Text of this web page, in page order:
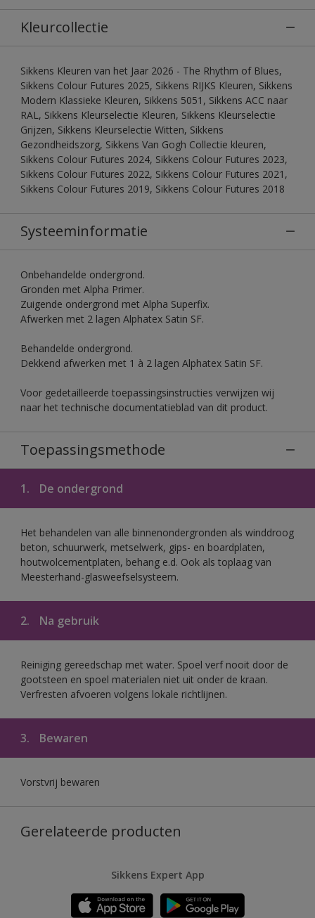
Kleurcollectie
Sikkens Kleuren van het Jaar 2026 - The Rhythm of Blues,
Sikkens Colour Futures 2025, Sikkens RIJKS Kleuren, Sikkens
Modern Klassieke Kleuren, Sikkens 5051, Sikkens ACC naar
RAL, Sikkens Kleurselectie Kleuren, Sikkens Kleurselectie
Grijzen, Sikkens Kleurselectie Witten, Sikkens
Gezondheidszorg, Sikkens Van Gogh Collectie kleuren,
Sikkens Colour Futures 2024, Sikkens Colour Futures 2023,
Sikkens Colour Futures 2022, Sikkens Colour Futures 2021,
Sikkens Colour Futures 2019, Sikkens Colour Futures 2018
Systeeminformatie
Onbehandelde ondergrond.
Gronden met Alpha Primer.
Zuigende ondergrond met Alpha Superfix.
Afwerken met 2 lagen Alphatex Satin SF.
Behandelde ondergrond.
Dekkend afwerken met 1 à 2 lagen Alphatex Satin SF.
Voor gedetailleerde toepassingsinstructies verwijzen wij
naar het technische documentatieblad van dit product.
Toepassingsmethode
1. De ondergrond
Het behandelen van alle binnenondergronden als winddroog
beton, schuurwerk, metselwerk, gips- en boardplaten,
houtwolcementplaten, behang e.d. Ook als toplaag van
Meesterhand-glasweefselsysteem.
2. Na gebruik
Reiniging gereedschap met water. Spoel verf nooit door de
gootsteen en spoel materialen niet uit onder de kraan.
Verfresten afvoeren volgens lokale richtlijnen.
3. Bewaren
Vorstvrij bewaren
Gerelateerde producten
Sikkens Expert App